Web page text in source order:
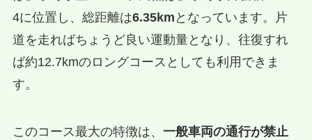
4に位置し、総距離は6.35km となっています。片
道を走ればちょうど良い運動量となり、往復すれ
ば約12.7kmのロングコースとしても利用できま
す。
このコース最大の特徴は、 一般車両の通行が禁止